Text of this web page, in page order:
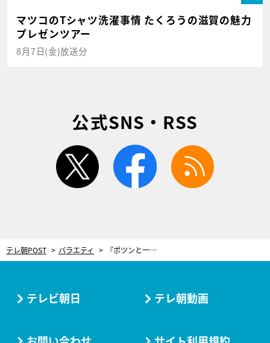
マツコのTシャツ洗濯事情 たくろうの滋賀の魅力
プレゼンツアー
8月7日(金)放送分
公式SNS・RSS
twitter facebook
テレ朝POST バラエティ 『ポツンと一軒家』火災でほぼ全焼した家が大変身！1年ぶりの再訪で“劇的ビフォーアフター”
テレビ朝日 テレ朝動画